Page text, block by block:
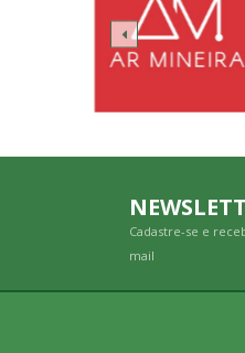
Cadastre-se e
mail